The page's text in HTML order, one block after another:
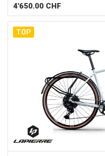
4'650.00 CHF
TOP